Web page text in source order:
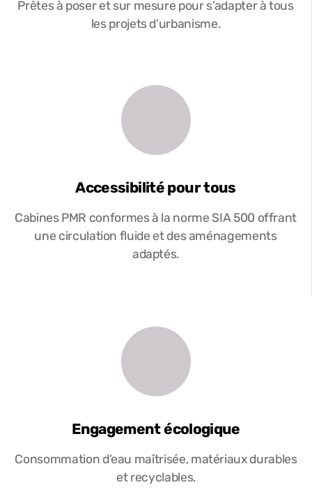
Prêtes à poser et sur mesure pour s’adapter à tous
les projets d’urbanisme.
Accessibilité pour tous
Cabines PMR conformes à la norme SIA 500 offrant
une circulation fluide et des aménagements
adaptés.
Engagement écologique
Consommation d’eau maîtrisée, matériaux durables
et recyclables.